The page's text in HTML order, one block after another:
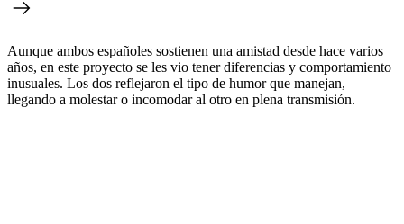
Aunque ambos españoles sostienen una amistad desde hace varios
años, en este proyecto se les vio tener diferencias y comportamiento
inusuales. Los dos reflejaron el tipo de humor que manejan,
llegando a molestar o incomodar al otro en plena transmisión.